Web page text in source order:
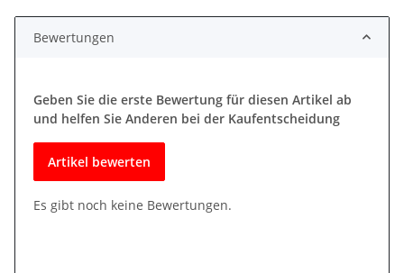
Bewertungen
Geben Sie die erste Bewertung für diesen Artikel ab
und helfen Sie Anderen bei der Kaufentscheidung
Artikel bewerten
Es gibt noch keine Bewertungen.